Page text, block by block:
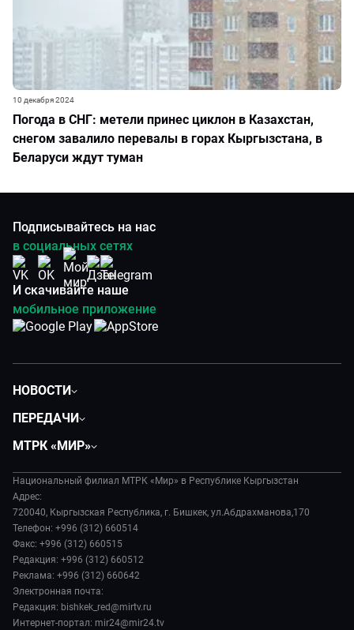
Погода в СНГ: метели принес циклон в Казахстан,
снегом завалило перевалы в горах Кыргызстана, в
Беларуси ждут туман
10 декабря 2024
Подписывайтесь на нас
в социальных сетях
И скачивайте наше
мобильное приложение
НОВОСТИ
Экономика
Происшествия
Наука и технологии
Спорт
Культура
ПЕРЕДАЧИ
Вместе выгодно
Евразия. Культурно
Евразия. Регионы
Наши иностранцы
Пять причин поехать в...
Сделано в Содружестве
МТРК «МИР»
История
Руководство
Лица мира
Новости
Пресса о нас
Карьера
Реклама
Национальный филиал МТРК «Мир» в Республике Кыргызстан
Адрес:
720040, Кыргызская Республика, г. Бишкек, ул.Абдрахманова,170
Телефон: +996 (312) 660514
Факс: +996 (312) 660515
Редакция: +996 (312) 660512
Реклама: +996 (312) 660642
Электронная почта:
Редакция: bishkek_red@mirtv.ru
Интернет-портал: mir24@mir24.tv